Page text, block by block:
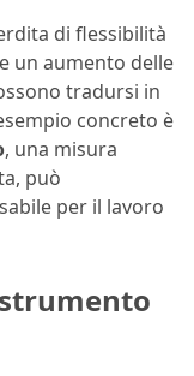
di flessibilità
un aumento delle
tradursi in
concreto è
, una misura
può
per il lavoro